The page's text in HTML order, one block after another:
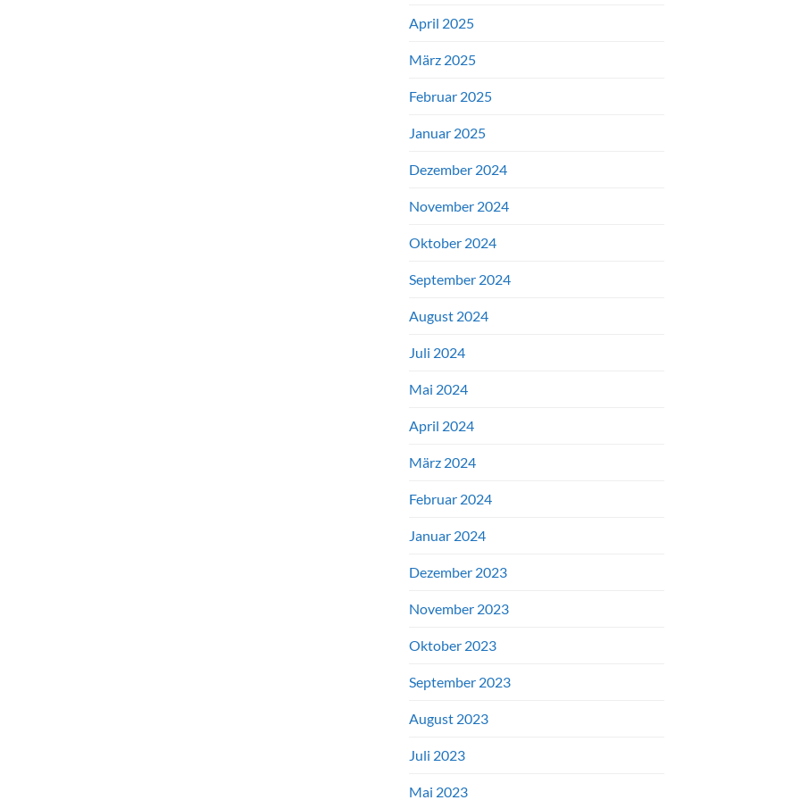
April 2025
März 2025
Februar 2025
Januar 2025
Dezember 2024
November 2024
Oktober 2024
September 2024
August 2024
Juli 2024
Mai 2024
April 2024
März 2024
Februar 2024
Januar 2024
Dezember 2023
November 2023
Oktober 2023
September 2023
August 2023
Juli 2023
Mai 2023